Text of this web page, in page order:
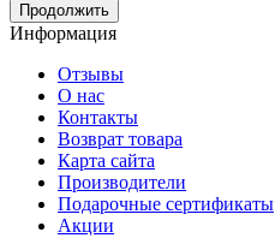
Продолжить
Информация
Отзывы
О нас
Контакты
Возврат товара
Карта сайта
Производители
Подарочные сертификаты
Акции